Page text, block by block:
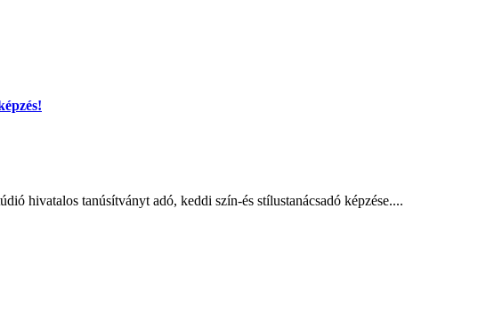
hivatalos tanúsítványt adó, keddi szín-és stílustanácsadó képzése....